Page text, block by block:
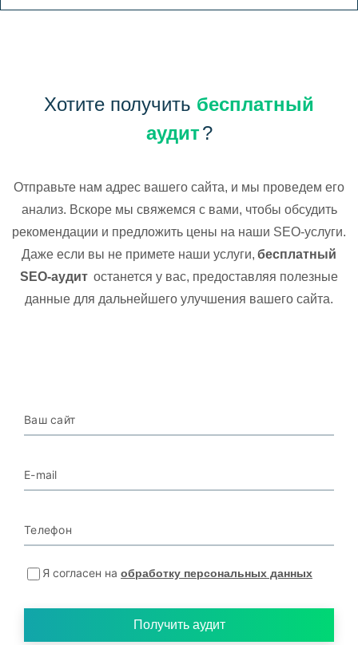
Хотите получить бесплатный
аудит?
Отправьте нам адрес вашего сайта, и мы проведем его
анализ. Вскоре мы свяжемся с вами, чтобы обсудить
рекомендации и предложить цены на наши SEO-услуги.
Даже если вы не примете наши услуги, бесплатный
SEO-аудит останется у вас, предоставляя полезные
данные для дальнейшего улучшения вашего сайта.
Ваш сайт
E-mail
Телефон
Я согласен на обработку персональных данных
Получить аудит